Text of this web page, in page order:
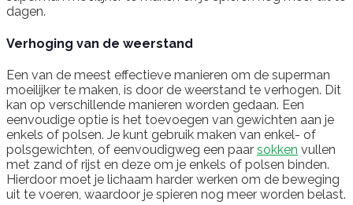
dagen.
Verhoging van de weerstand
Een van de meest effectieve manieren om de superman
moeilijker te maken, is door de weerstand te verhogen. Dit
kan op verschillende manieren worden gedaan. Een
eenvoudige optie is het toevoegen van gewichten aan je
enkels of polsen. Je kunt gebruik maken van enkel- of
polsgewichten, of eenvoudigweg een paar sokken vullen
met zand of rijst en deze om je enkels of polsen binden.
Hierdoor moet je lichaam harder werken om de beweging
uit te voeren, waardoor je spieren nog meer worden belast.